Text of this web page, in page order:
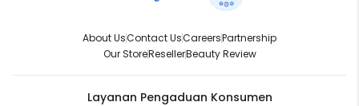
About UsContact UsCareersPartnership
Our StoreResellerBeauty Review
Layanan Pengaduan Konsumen